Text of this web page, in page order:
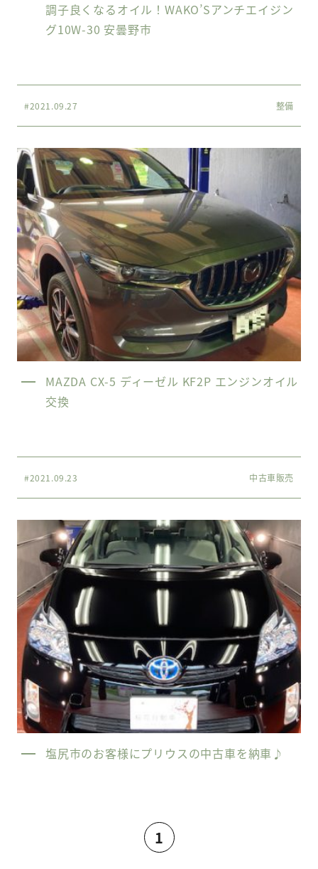
調子良くなるオイル！WAKO’Sアンチエイジン
グ10W-30 安曇野市
#2021.09.27 整備
MAZDA CX-5 ディーゼル KF2P エンジンオイル
交換
#2021.09.23 中古車販売
塩尻市のお客様にプリウスの中古車を納車♪
1